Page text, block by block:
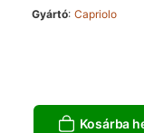
Gyártó: Capriolo
Kosárba